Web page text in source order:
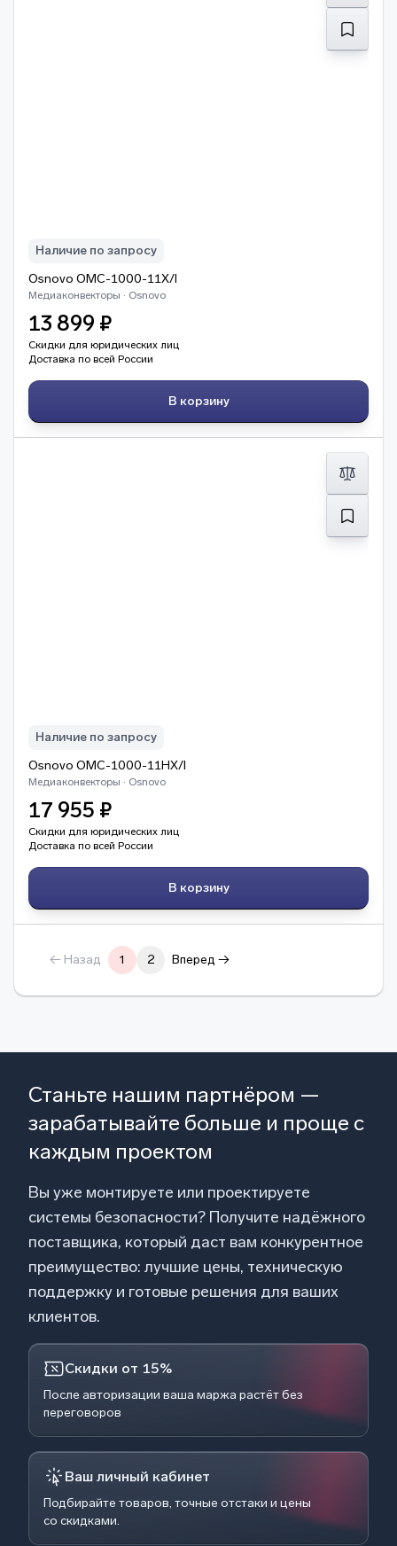
Наличие по запросу
Osnovo OMC-1000-11X/I
Медиаконвекторы · Osnovo
13 899 ₽
Скидки для юридических лиц
Доставка по всей России
В корзину
Наличие по запросу
Osnovo OMC-1000-11HX/I
Медиаконвекторы · Osnovo
17 955 ₽
Скидки для юридических лиц
Доставка по всей России
В корзину
← Назад 1 2 Вперед →
Станьте нашим партнёром —
зарабатывайте больше и проще с
каждым проектом
Вы уже монтируете или проектируете
системы безопасности? Получите надёжного
поставщика, который даст вам конкурентное
преимущество: лучшие цены, техническую
поддержку и готовые решения для ваших
клиентов.
Скидки от 15%
После авторизации ваша маржа растёт без
переговоров
Ваш личный кабинет
Подбирайте товаров, точные отстаки и цены
со скидками.